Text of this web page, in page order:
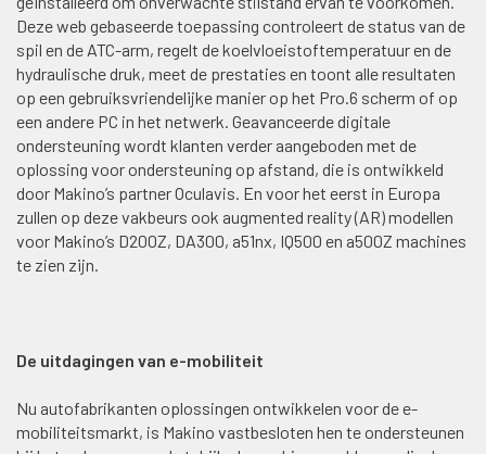
Deze web gebaseerde toepassing controleert de status van de
spil en de ATC-arm, regelt de koelvloeistoftemperatuur en de
hydraulische druk, meet de prestaties en toont alle resultaten
op een gebruiksvriendelijke manier op het Pro.6 scherm of op
een andere PC in het netwerk. Geavanceerde digitale
ondersteuning wordt klanten verder aangeboden met de
oplossing voor ondersteuning op afstand, die is ontwikkeld
door Makino’s partner Oculavis. En voor het eerst in Europa
zullen op deze vakbeurs ook augmented reality (AR) modellen
voor Makino’s D200Z, DA300, a51nx, IQ500 en a500Z machines
te zien zijn.
De uitdagingen van e-mobiliteit
Nu autofabrikanten oplossingen ontwikkelen voor de e-
mobiliteitsmarkt, is Makino vastbesloten hen te ondersteunen